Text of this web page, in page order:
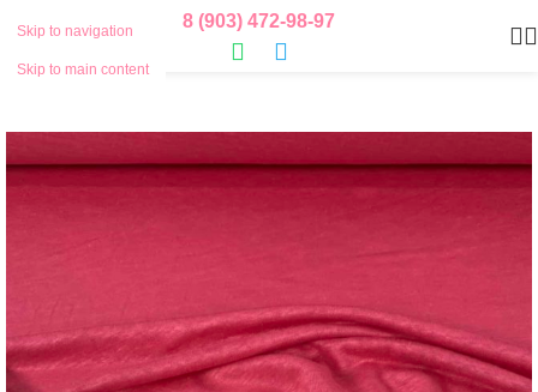
Skip to navigation
Skip to main content
8 (903) 472-98-97